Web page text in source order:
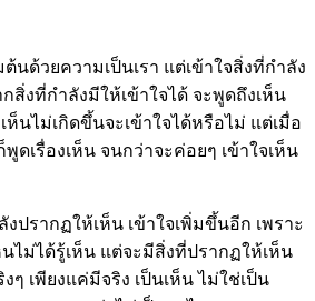
ต้นด้วยความเป็นเรา แต่เข้าใจสิ่งที่กำลัง
สิ่งที่กำลังมีให้เข้าใจได้ จะพูดถึงเห็น
ห็นไม่เกิดขึ้นจะเข้าใจได้หรือไม่ แต่เมื่อ
ดเรื่องเห็น จนกว่าจะค่อยๆ เข้าใจเห็น
ปรากฏให้เห็น เข้าใจเพิ่มขึ้นอีก เพราะ
ไม่ได้รู้เห็น แต่จะมีสิ่งที่ปรากฏให้เห็น
ๆ เพียงแค่มีจริง เป็นเห็น ไม่ใช่เป็น